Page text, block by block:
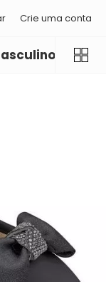
Crie uma conta